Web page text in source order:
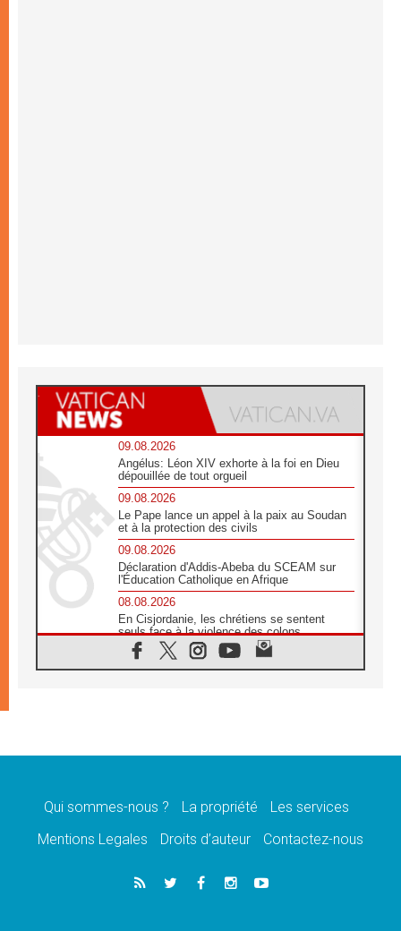
09.08.2026
Angélus: Léon XIV exhorte à la foi en Dieu
dépouillée de tout orgueil
09.08.2026
Le Pape lance un appel à la paix au Soudan
et à la protection des civils
09.08.2026
Déclaration d'Addis-Abeba du SCEAM sur
l'Éducation Catholique en Afrique
08.08.2026
En Cisjordanie, les chrétiens se sentent
seuls face à la violence des colons
08.08.2026
Léon XIV au sanctuaire de Notre Dame du
08.08.2026
08.08.2026
catholiques
Au Bangladesh, l'Église accompagne les
Dalits sur le chemin de la dignité
Qui sommes-nous ? La propriété
Les services
Mentions Legales
Droits d’auteur Contactez-nous